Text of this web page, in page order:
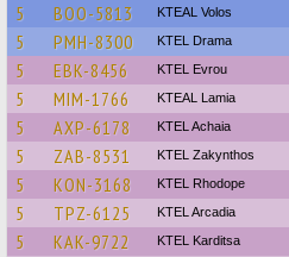
5 BOO-5813 KTEAL Volos
5 PMH-8300 KTEL Drama
5 EBK-8456 KTEL Evrou
5 MIM-1766 KTEAL Lamia
5 AXP-6178 KTEL Achaia
5 ZAB-8531 KTEL Zakynthos
5 KON-3168 KTEL Rhodope
5 TPZ-6125 KTEL Arcadia
5 KAK-9722 ΚΤΕL Karditsa